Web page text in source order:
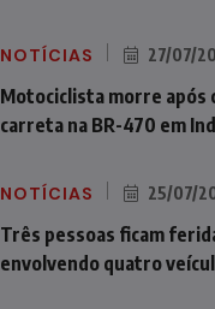
NOTÍCIAS 27/07/
Motociclista morre após
carreta na BR-470 em
NOTÍCIAS 25/07/
Três pessoas ficam
envolvendo quatro